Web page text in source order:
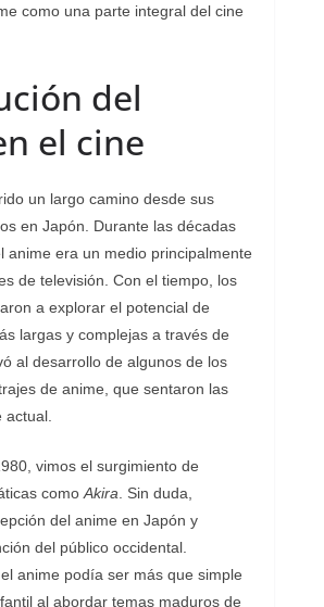
como una parte integral del cine
del
el cine
un largo camino desde sus
en Japón. Durante las décadas
anime era un medio principalmente
de televisión. Con el tiempo, los
a explorar el potencial de
largas y complejas a través de
al desarrollo de algunos de los
de anime, que sentaron las
vimos el surgimiento de
como Akira . Sin duda,
del anime en Japón y
del público occidental.
anime podía ser más que simple
al abordar temas maduros de